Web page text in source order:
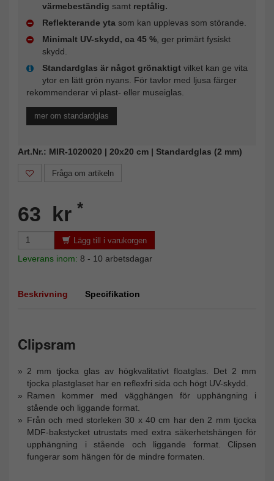
värmebeständig samt reptålig.
Reflekterande yta som kan upplevas som störande.
Minimalt UV-skydd, ca 45 % , ger primärt fysiskt
skydd.
Standardglas är något grönaktigt vilket kan ge vita
ytor en lätt grön nyans. För tavlor med ljusa färger
rekommenderar vi plast- eller museiglas.
mer om standardglas
Art.Nr.: MIR-1020020 | 20x20 cm | Standardglas (2 mm)
Fråga om artikeln
63 kr *
Lägg till i varukorgen
Leverans inom: 8 - 10 arbetsdagar
Beskrivning Specifikation
Clipsram
2 mm tjocka glas av högkvalitativt floatglas. Det 2 mm
tjocka plastglaset har en reflexfri sida och högt UV-skydd.
Ramen kommer med vägghängen för upphängning i
stående och liggande format.
Från och med storleken 30 x 40 cm har den 2 mm tjocka
MDF-bakstycket utrustats med extra säkerhetshängen för
upphängning i stående och liggande format. Clipsen
fungerar som hängen för de mindre formaten.